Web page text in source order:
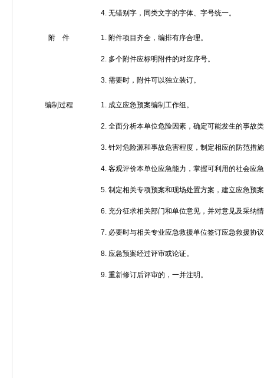
4. 无错别字，同类文字的字体、字号统一。
附 件 1. 附件项目齐全，编排有序合理。
2. 多个附件应标明附件的对应序号。
3. 需要时，附件可以独立装订。
编制过程 1. 成立应急预案编制工作组。
2. 全面分析本单位危险因素，确定可能发生的事故
3. 针对危险源和事故危害程度，制定相应的防范措
4. 客观评价本单位应急能力，掌握可利用的社会应
5. 制定相关专项预案和现场处置方案，建立应急预
6. 充分征求相关部门和单位意见，并对意见及采纳
7. 必要时与相关专业应急救援单位签订应急救援协
8. 应急预案经过评审或论证。
9. 重新修订后评审的，一并注明。